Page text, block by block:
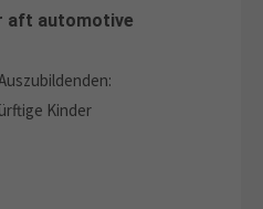
aft automotive
Kinder